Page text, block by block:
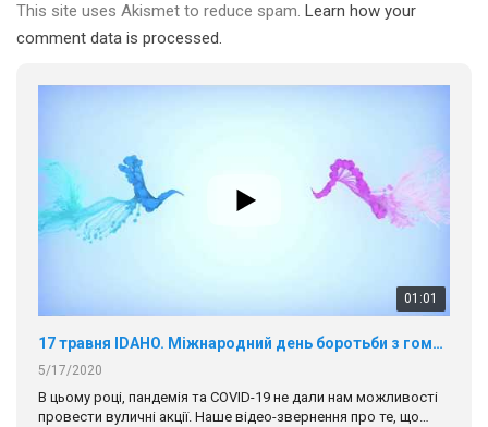
This site uses Akismet to reduce spam. Learn how your
comment data is processed.
01:01
17 травня IDAHO. Міжнародний день боротьби з гомофобією трансфобією і біфобія.
5/17/2020
В цьому році, пандемія та COVІD-19 не дали нам можливості
провести вуличні акції. Наше відео-звернення про те, що